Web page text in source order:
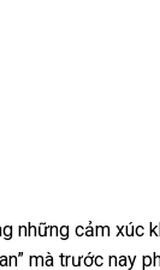
to
những cảm xúc
địa
mà trước nay